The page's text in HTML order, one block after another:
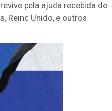
pela ajuda recebida de
Reino Unido, e outros